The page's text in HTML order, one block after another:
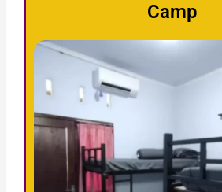
Camp